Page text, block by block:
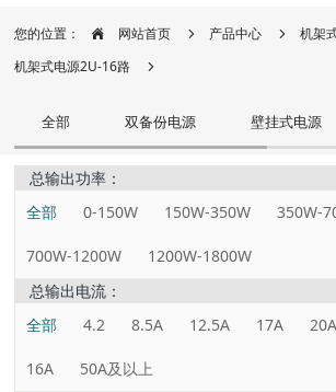
您的位置： 网站首页 产品中心
机架
机架式电源2U-16路
全部 双备份电源 壁挂式电源
总输出功率：
全部
0-150W 150W-350W 350W-
700W-1200W
1200W-1800W
总输出电流：
全部
4.2 8.5A 12.5A 17A 20A
16A
50A及以上